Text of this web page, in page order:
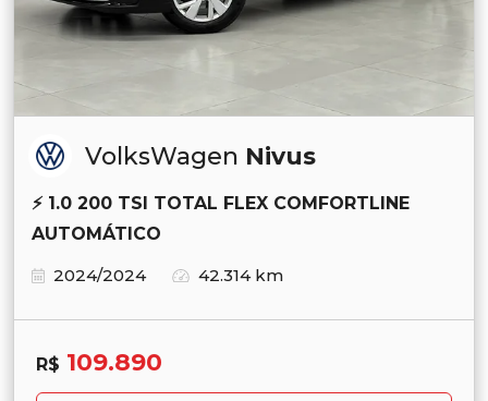
VolksWagen Nivus
⚡ 1.0 200 TSI TOTAL FLEX COMFORTLINE
AUTOMÁTICO
2024/2024
42.314 km
R$ 109.890